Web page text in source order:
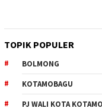
TOPIK POPULER
BOLMONG
KOTAMOBAGU
PJ WALI KOTA